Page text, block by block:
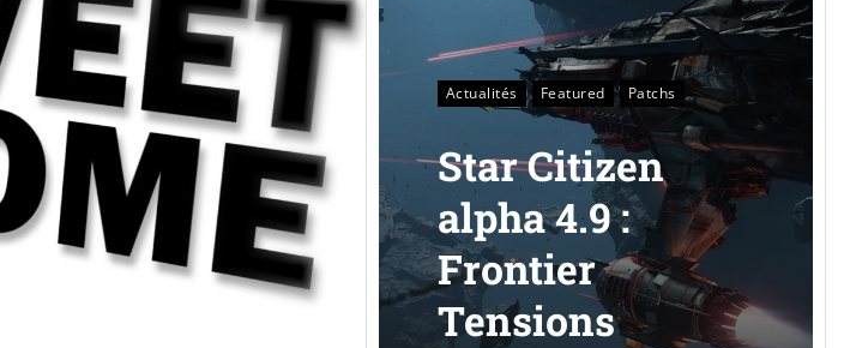
Actualités Featured Patchs
Star Citizen
Alpha 4.7 :
Welcome to the
Actualités Featured Patchs
Star Citizen
alpha 4.9 :
Frontier
Tensions